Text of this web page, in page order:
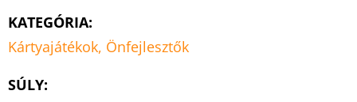
KATEGÓRIA:
Kártyajátékok, Önfejlesztők
SÚLY: